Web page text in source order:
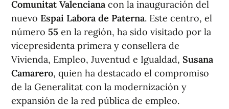
Comunitat Valenciana con la inauguración del
nuevo Espai Labora de Paterna. Este centro, el
número 55 en la región, ha sido visitado por la
vicepresidenta primera y consellera de
Vivienda, Empleo, Juventud e Igualdad, Susana
Camarero, quien ha destacado el compromiso
de la Generalitat con la modernización y
expansión de la red pública de empleo.